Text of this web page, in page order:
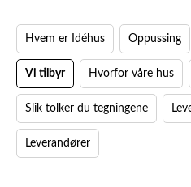
Hvem er Idéhus Oppussing
Vi tilbyr Hvorfor våre hus
Slik tolker du tegningene
Leverandører